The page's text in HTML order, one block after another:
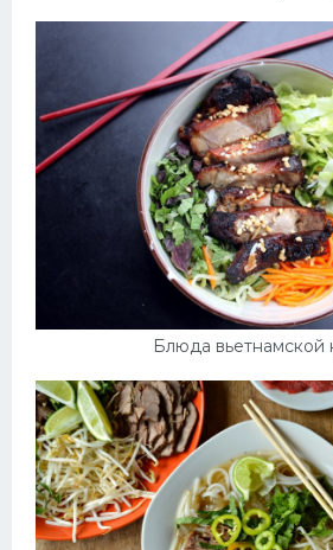
Блюда вьетнамской